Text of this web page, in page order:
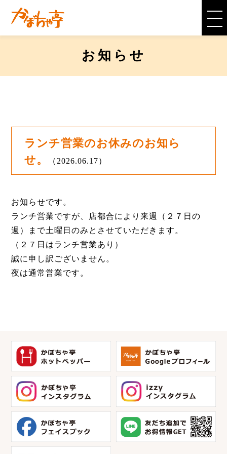
お知らせ
ランチ営業のお休みのお知ら
せ。
（2026.06.17）
お知らせです。
ランチ営業ですが、店都合により来週（２７日の
週）まで土曜日のみとさせていただきます。
（２７日はランチ営業あり）
誠に申し訳ございません。
夜は通常営業です。